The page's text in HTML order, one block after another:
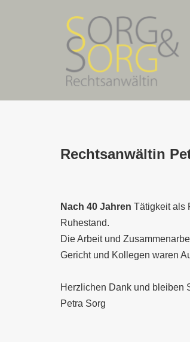
Rechtsanwältin
Nach 40 Jahren Tätigkeit als
Ruhestand.
Die Arbeit und
Gericht und Kollegen waren
Herzlichen Dank und bleiben
Petra Sorg